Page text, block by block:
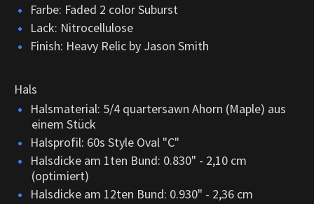
Farbe: Faded 2 color Suburst
Lack: Nitrocellulose
Finish: Heavy Relic by Jason Smith
Hals
Halsmaterial: 5/4 quartersawn Ahorn (Maple) aus
einem Stück
Halsprofil: 60s Style Oval "C"
Halsdicke am 1ten Bund: 0.830" - 2,10 cm
(optimiert)
Halsdicke am 12ten Bund: 0.930" - 2,36 cm